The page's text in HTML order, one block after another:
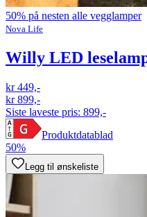
50% på nesten alle vegglamper
Nova Life
Willy LED
kr 449,-
kr 899,-
Siste laveste pris: 899,-
Produktdatablad
50%
Legg til ønskeliste